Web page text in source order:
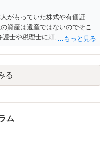
がもっていた株式や有価証
資産は遺産ではないのでそこ
士や税理士に頼んでも守秘義
託」という手続きを使って銀
。 不動産は、相続登記が済ん
子様と義父様のつながりがわ
せ」という手続きをすると、
を立てられるのはおすすめで
護士は一定数いると思います
。
る
ム